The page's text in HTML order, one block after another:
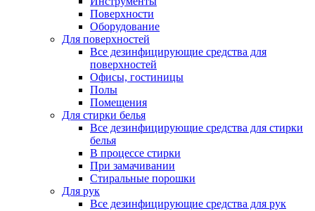
Поверхности
Оборудование
Для поверхностей
Все дезинфицирующие средства для
поверхностей
Офисы, гостиницы
Полы
Помещения
Для стирки белья
Все дезинфицирующие средства для стирки
белья
В процессе стирки
При замачивании
Стиральные порошки
Для рук
Все дезинфицирующие средства для рук